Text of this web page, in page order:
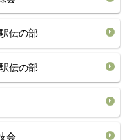
伝の部
伝の部
会